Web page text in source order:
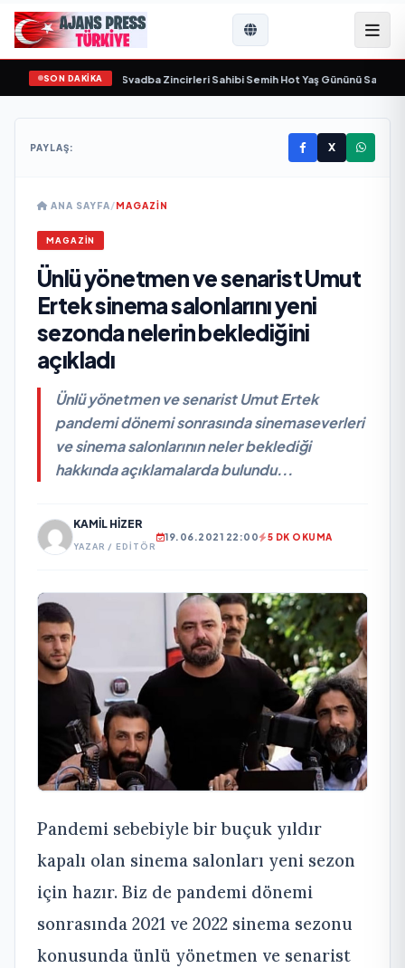
SON DAKİKA
yaşamını yitirdi• Svadba Zincirleri Sahibi Semih Hot Yaş Gününü Sanat ve
PAYLAŞ: X
ANA SAYFA/MAGAZİN
MAGAZİN
Ünlü yönetmen ve senarist Umut
Ertek sinema salonlarını yeni
sezonda nelerin beklediğini
açıkladı
Ünlü yönetmen ve senarist Umut Ertek
pandemi dönemi sonrasında sinemaseverleri
ve sinema salonlarının neler beklediği
hakkında açıklamalarda bulundu...
KAMIL HIZER
YAZAR / EDITÖR
19.06.2021 22:00 5 DK OKUMA
Pandemi sebebiyle bir buçuk yıldır
kapalı olan sinema salonları yeni sezon
için hazır. Biz de pandemi dönemi
sonrasında 2021 ve 2022 sinema sezonu
konusunda ünlü yönetmen ve senarist